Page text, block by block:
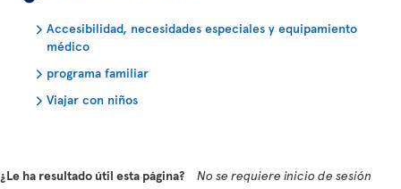
Accesibilidad, necesidades especiales y equipamiento
médico
programa familiar
Viajar con niños
¿Le ha resultado útil esta página?
No se requiere inicio de sesión